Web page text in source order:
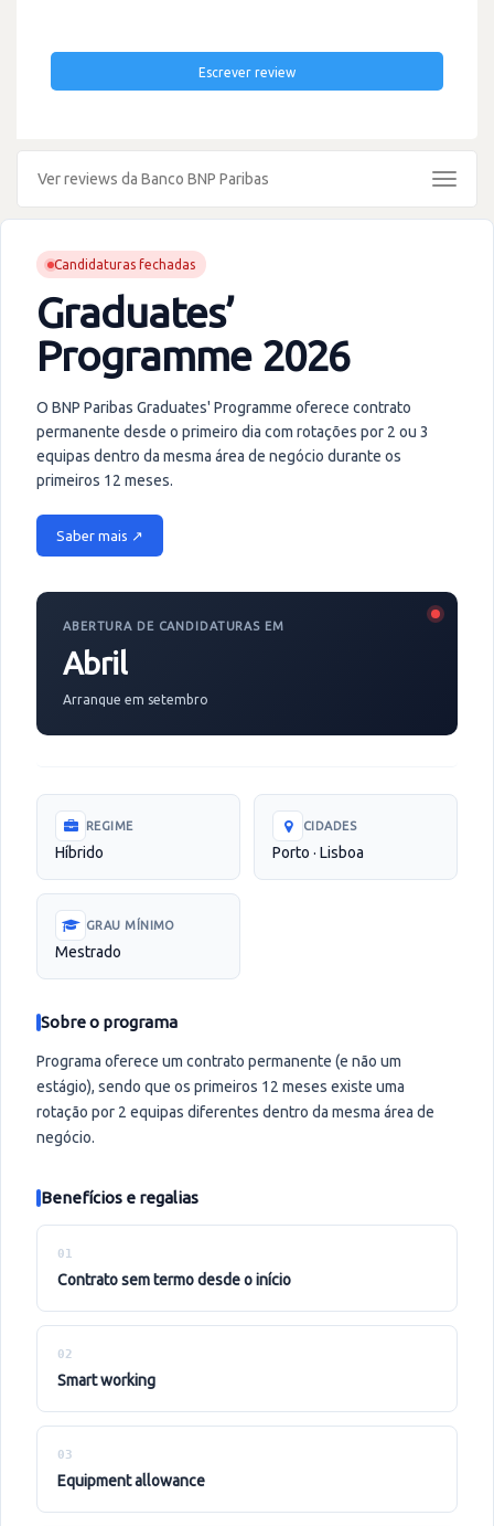
Escrever review
Ver reviews da Banco BNP Paribas
Toggle
Candidaturas fechadas
Graduates’
Programme 2026
O BNP Paribas Graduates' Programme oferece contrato
permanente desde o primeiro dia com rotações por 2 ou 3
equipas dentro da mesma área de negócio durante os
primeiros 12 meses.
Saber mais ↗
ABERTURA DE CANDIDATURAS EM
Abril
Arranque em setembro
REGIME
Híbrido
CIDADES
Porto · Lisboa
GRAU MÍNIMO
Mestrado
Sobre o programa
Programa oferece um contrato permanente (e não um
estágio), sendo que os primeiros 12 meses existe uma
rotação por 2 equipas diferentes dentro da mesma área de
negócio.
Benefícios e regalias
01
contrato sem termo desde o início
02
smart working
03
equipment allowance